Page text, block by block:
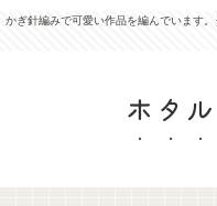
かぎ針編みで可愛い作品を編んでいます
ホタ